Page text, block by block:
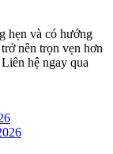
hẹn và có hướng
nên trọn vẹn hơn
hệ ngay qua